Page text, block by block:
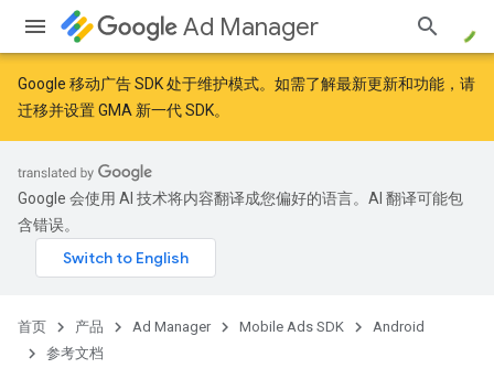
Ad Manager
Google 移动广告 SDK 处于维护模式。如需了解最新更新和功能，请
迁移并设置 GMA 新一代 SDK。
Google 会使用 AI 技术将内容翻译成您偏好的语言。AI 翻译可能包
含错误。
首页 产品 Ad Manager Mobile Ads SDK
Android
参考文档